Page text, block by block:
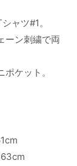
ャツ#1。
ーン刺繍で両
ケット。